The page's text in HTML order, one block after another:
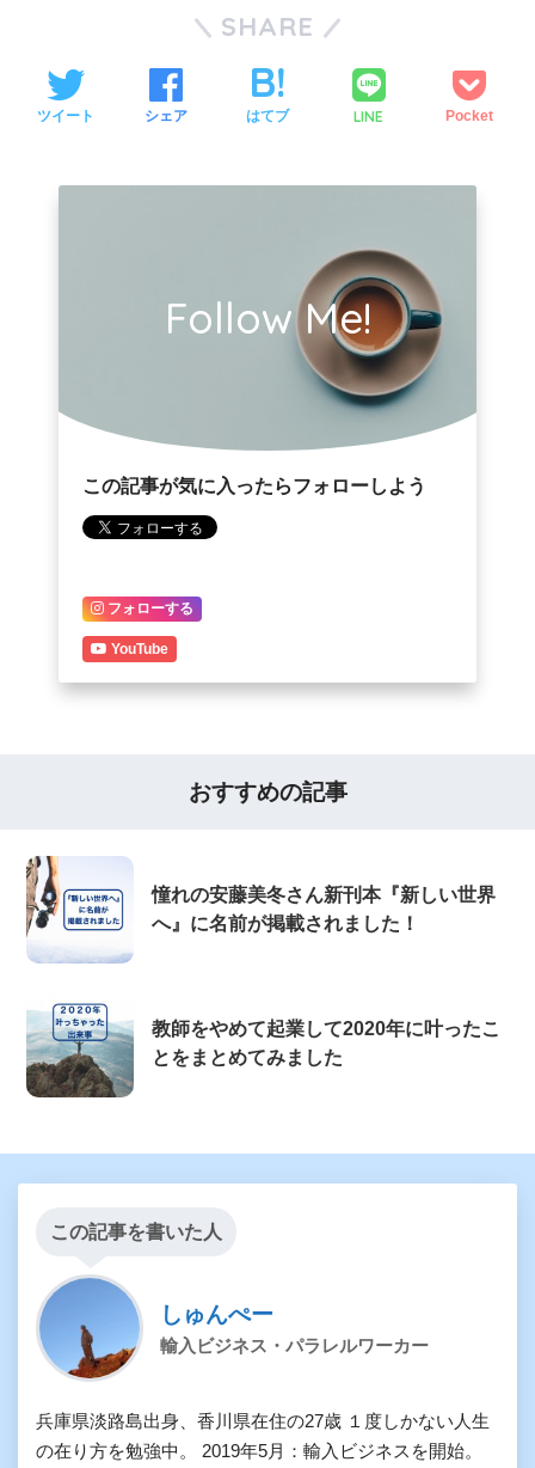
SHARE
ツイート シェア はてブ LINE Pocket
Follow Me!
この記事が気に入ったらフォローしよう
フォローする
YouTube
おすすめの記事
憧れの安藤美冬さん新刊本『新しい世界
へ』に名前が掲載されました！
教師をやめて起業して2020年に叶ったこ
とをまとめてみました
この記事を書いた人
しゅんぺー
輸入ビジネス・パラレルワーカー
兵庫県淡路島出身、香川県在住の27歳 １度しかない人生
の在り方を勉強中。 2019年5月：輸入ビジネスを開始。